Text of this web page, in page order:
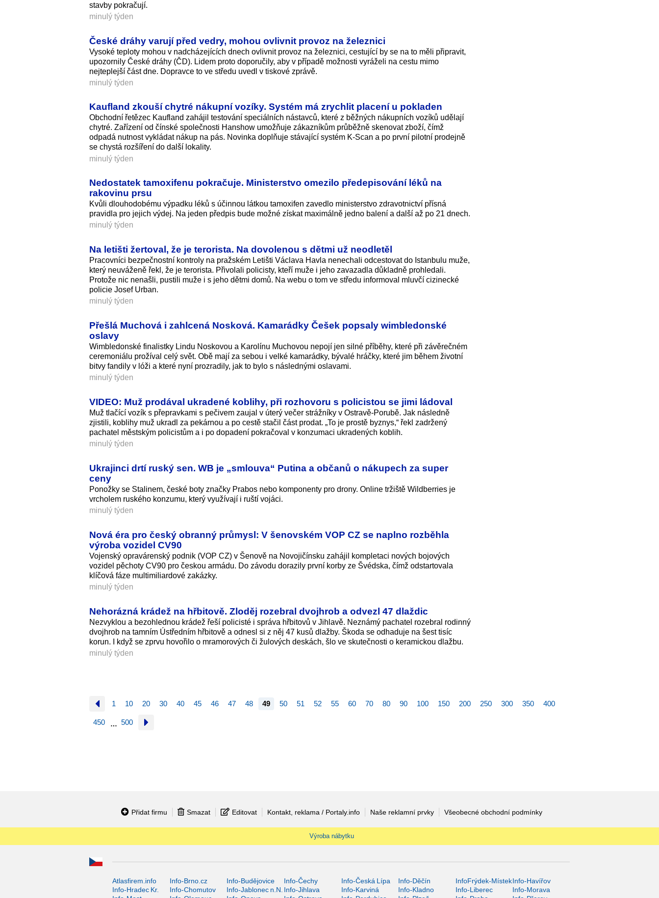
stavby pokračují.
minulý týden
České dráhy varují před vedry, mohou ovlivnit provoz na železnici
Vysoké teploty mohou v nadcházejících dnech ovlivnit provoz na železnici, cestující by se na to měli připravit,
upozornily České dráhy (ČD). Lidem proto doporučily, aby v případě možnosti vyráželi na cestu mimo
nejteplejší část dne. Dopravce to ve středu uvedl v tiskové zprávě.
minulý týden
Kaufland zkouší chytré nákupní vozíky. Systém má zrychlit placení u pokladen
Obchodní řetězec Kaufland zahájil testování speciálních nástavců, které z běžných nákupních vozíků udělají
chytré. Zařízení od čínské společnosti Hanshow umožňuje zákazníkům průběžně skenovat zboží, čímž
odpadá nutnost vykládat nákup na pás. Novinka doplňuje stávající systém K-Scan a po první pilotní prodejně
se chystá rozšíření do další lokality.
minulý týden
Nedostatek tamoxifenu pokračuje. Ministerstvo omezilo předepisování léků na
rakovinu prsu
Kvůli dlouhodobému výpadku léků s účinnou látkou tamoxifen zavedlo ministerstvo zdravotnictví přísná
pravidla pro jejich výdej. Na jeden předpis bude možné získat maximálně jedno balení a další až po 21 dnech.
minulý týden
Na letišti žertoval, že je terorista. Na dovolenou s dětmi už neodletěl
Pracovníci bezpečnostní kontroly na pražském Letišti Václava Havla nenechali odcestovat do Istanbulu muže,
který neuváženě řekl, že je terorista. Přivolali policisty, kteří muže i jeho zavazadla důkladně prohledali.
Protože nic nenašli, pustili muže i s jeho dětmi domů. Na webu o tom ve středu informoval mluvčí cizinecké
policie Josef Urban.
minulý týden
Přešlá Muchová i zahlcená Nosková. Kamarádky Češek popsaly wimbledonské
oslavy
Wimbledonské finalistky Lindu Noskovou a Karolínu Muchovou nepojí jen silné příběhy, které při závěrečném
ceremoniálu prožíval celý svět. Obě mají za sebou i velké kamarádky, bývalé hráčky, které jim během životní
bitvy fandily v lóži a které nyní prozradily, jak to bylo s následnými oslavami.
minulý týden
VIDEO: Muž prodával ukradené koblihy, při rozhovoru s policistou se jimi ládoval
Muž tlačící vozík s přepravkami s pečivem zaujal v úterý večer strážníky v Ostravě-Porubě. Jak následně
zjistili, koblihy muž ukradl za pekárnou a po cestě stačil část prodat. „To je prostě byznys,“ řekl zadržený
pachatel městským policistům a i po dopadení pokračoval v konzumaci ukradených koblih.
minulý týden
Ukrajinci drtí ruský sen. WB je „smlouva“ Putina a občanů o nákupech za super
ceny
Ponožky se Stalinem, české boty značky Prabos nebo komponenty pro drony. Online tržiště Wildberries je
vrcholem ruského konzumu, který využívají i ruští vojáci.
minulý týden
Nová éra pro český obranný průmysl: V šenovském VOP CZ se naplno rozběhla
výroba vozidel CV90
Vojenský opravárenský podnik (VOP CZ) v Šenově na Novojičínsku zahájil kompletaci nových bojových
vozidel pěchoty CV90 pro českou armádu. Do závodu dorazily první korby ze Švédska, čímž odstartovala
klíčová fáze multimiliardové zakázky.
minulý týden
Nehorázná krádež na hřbitově. Zloděj rozebral dvojhrob a odvezl 47 dlaždic
Nezvyklou a bezohlednou krádež řeší policisté i správa hřbitovů v Jihlavě. Neznámý pachatel rozebral rodinný
dvojhrob na tamním Ústředním hřbitově a odnesl si z něj 47 kusů dlažby. Škoda se odhaduje na šest tisíc
korun. I když se zprvu hovořilo o mramorových či žulových deskách, šlo ve skutečnosti o keramickou dlažbu.
minulý týden
1 10 20 30 40 45 46 47 48 49 50 51 52 55 60 70 80 90 100 150 200 250 300 350 400
450 … 500
Přidat firmu Smazat Editovat Kontakt, reklama / Portaly.info Naše reklamní prvky Všeobecné obchodní podmínky
Výroba nábytku
Atlasfirem.info Info-Brno.cz Info-Budějovice Info-Čechy Info-Česká Lípa Info-Děčín InfoFrýdek-MístekInfo-Havířov
Info-Hradec Kr.
Info-Chomutov Info-Jablonec n.N. Info-Jihlava Info-Karviná Info-Kladno Info-Liberec
Info-Morava